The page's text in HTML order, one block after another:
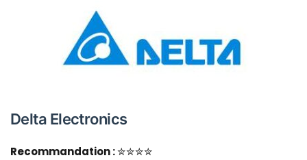
Delta Electronics
Recommandation :✮✮✮✮